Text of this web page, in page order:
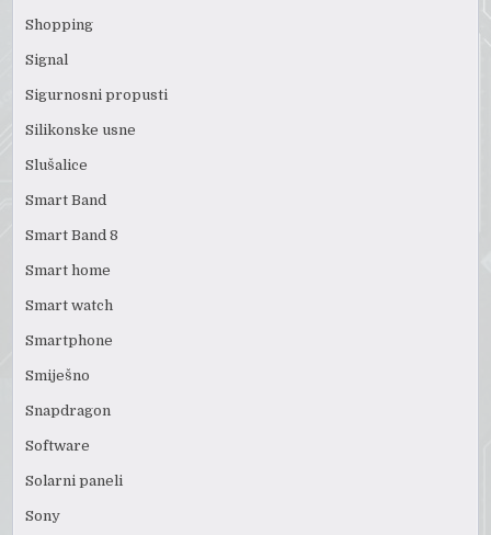
Shopping
Signal
Sigurnosni propusti
Silikonske usne
Slušalice
Smart Band
Smart Band 8
Smart home
Smart watch
Smartphone
Smiješno
Snapdragon
Software
Solarni paneli
Sony